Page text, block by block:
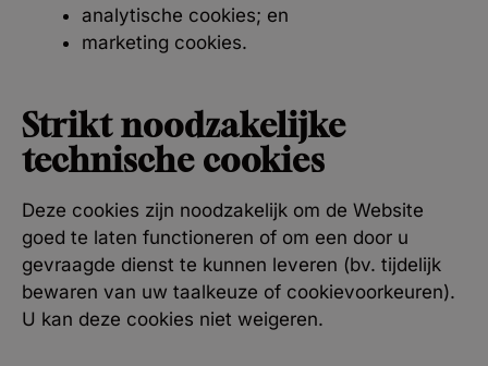
analytische cookies; en
marketing cookies.
Strikt noodzakelijke
technische cookies
Deze cookies zijn noodzakelijk om de Website
goed te laten functioneren of om een door u
gevraagde dienst te kunnen leveren (bv. tijdelijk
bewaren van uw taalkeuze of cookievoorkeuren).
U kan deze cookies niet weigeren.